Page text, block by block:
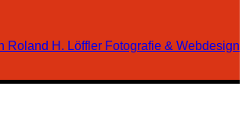
Roland H. Löffler Fotografie & Webdesign